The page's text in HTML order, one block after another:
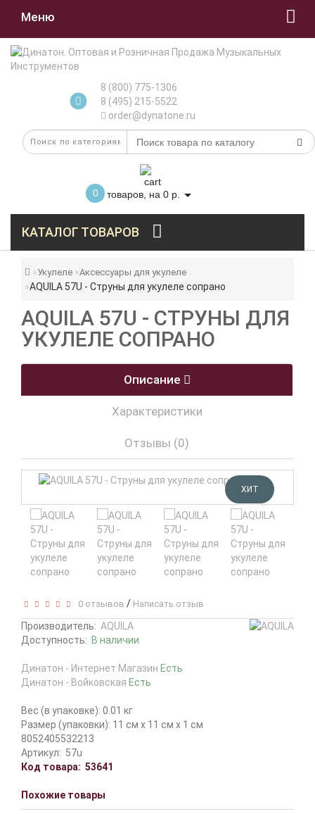
Меню
8 (800) 775-1306
8 (495) 215-5522
order@dynatone.ru
0 товаров, на 0 р.
КАТАЛОГ ТОВАРОВ
Укулеле Аксессуары для укулеле
AQUILA 57U - Струны для укулеле сопрано
AQUILA 57U - СТРУНЫ ДЛЯ
УКУЛЕЛЕ СОПРАНО
Описание
Характеристики
Отзывы (0)
ХИТ
0 отзывов / Написать отзыв
Производитель: AQUILA
Доступность: В наличии
Динатон - Интернет Магазин Есть
Динатон - Войковская Есть
Вес (в упаковке): 0.01 кг
Размер (упаковки): 11 см x 11 см x 1 см
8052405532213
Артикул: 57u
Код товара: 53641
Похожие товары